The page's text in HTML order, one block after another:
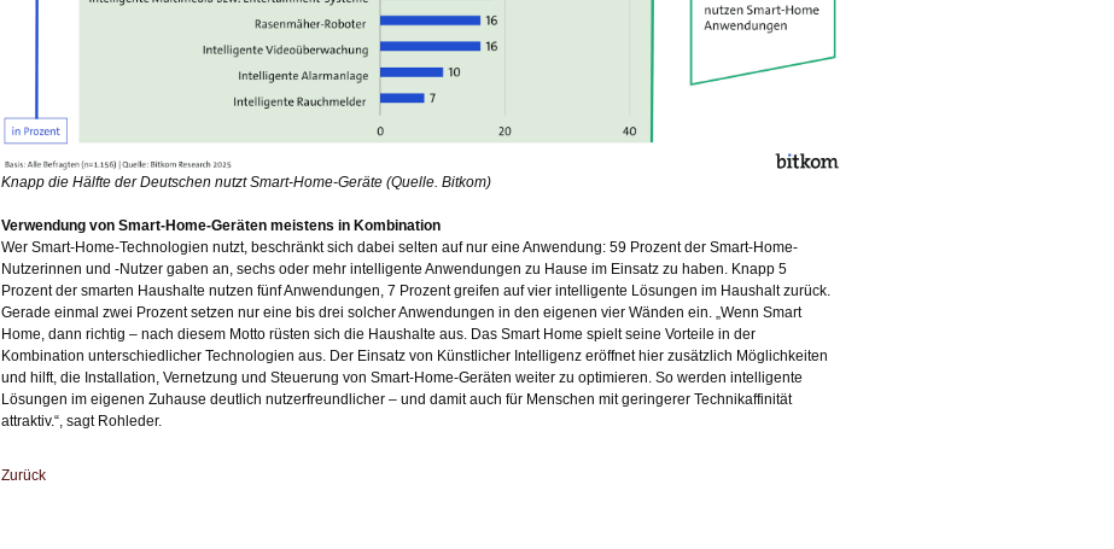
Knapp die Hälfte der Deutschen nutzt Smart-Home-Geräte (Quelle. Bitkom)
Verwendung von Smart-Home-Geräten meistens in Kombination
Wer Smart-Home-Technologien nutzt, beschränkt sich dabei selten auf nur eine Anwendung: 59 Prozent der Smart-Home-
Nutzerinnen und -Nutzer gaben an, sechs oder mehr intelligente Anwendungen zu Hause im Einsatz zu haben. Knapp 5
Prozent der smarten Haushalte nutzen fünf Anwendungen, 7 Prozent greifen auf vier intelligente Lösungen im Haushalt zurück.
Gerade einmal zwei Prozent setzen nur eine bis drei solcher Anwendungen in den eigenen vier Wänden ein. „Wenn Smart
Home, dann richtig – nach diesem Motto rüsten sich die Haushalte aus. Das Smart Home spielt seine Vorteile in der
Kombination unterschiedlicher Technologien aus. Der Einsatz von Künstlicher Intelligenz eröffnet hier zusätzlich Möglichkeiten
und hilft, die Installation, Vernetzung und Steuerung von Smart-Home-Geräten weiter zu optimieren. So werden intelligente
Lösungen im eigenen Zuhause deutlich nutzerfreundlicher – und damit auch für Menschen mit geringerer Technikaffinität
attraktiv.“, sagt Rohleder.
Zurück